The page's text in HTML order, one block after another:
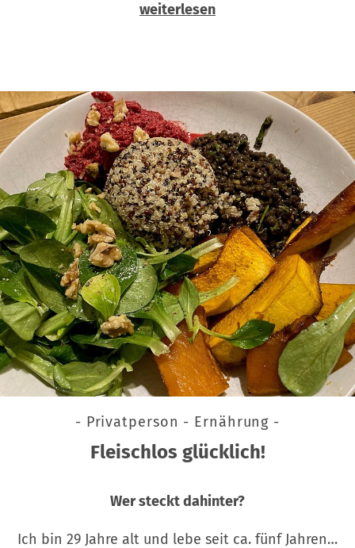
weiterlesen
- Privatperson - Ernährung -
Fleischlos glücklich!
Wer steckt dahinter?
Ich bin 29 Jahre alt und lebe seit ca. fünf Jahren…